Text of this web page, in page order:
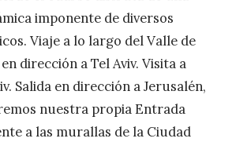
imponente de diversos
Viaje a lo largo del Valle de
dirección a Tel Aviv. Visita a
Salida en dirección a Jerusalén,
nuestra propia Entrada
a las murallas de la Ciudad